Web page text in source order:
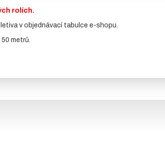
rolích.
v objednávací tabulce e-shopu.
metrů.